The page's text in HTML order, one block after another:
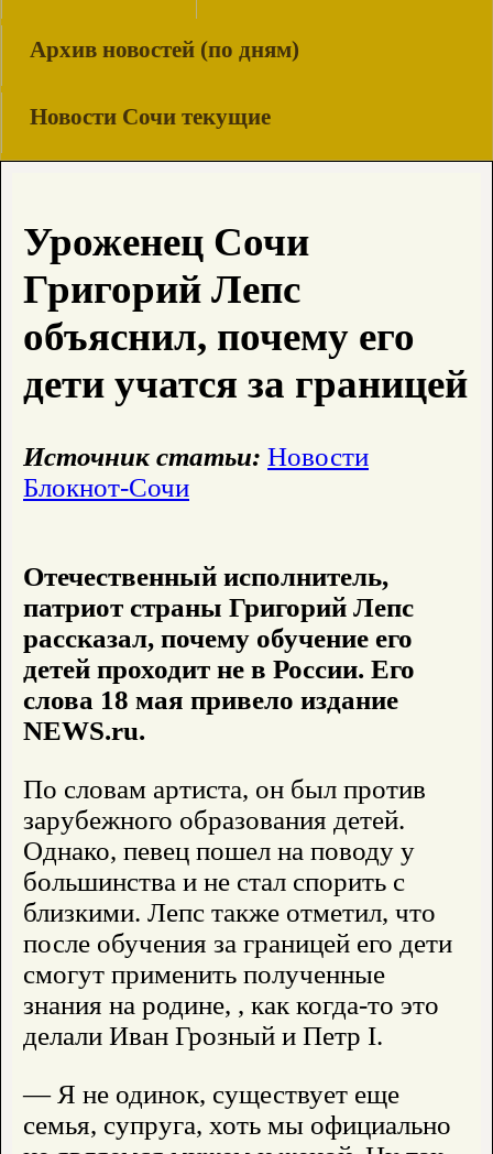
Архив новостей (по дням)
Новости Сочи текущие
Уроженец Сочи
Григорий Лепс
объяснил, почему его
дети учатся за границей
Источник статьи: Новости
Блокнот-Сочи
Отечественный исполнитель,
патриот страны Григорий Лепс
рассказал, почему обучение его
детей проходит не в России. Его
слова 18 мая привело издание
NEWS.ru.
По словам артиста, он был против
зарубежного образования детей.
Однако, певец пошел на поводу у
большинства и не стал спорить с
близкими. Лепс также отметил, что
после обучения за границей его дети
смогут применить полученные
знания на родине, , как когда-то это
делали Иван Грозный и Петр I.
— Я не одинок, существует еще
семья, супруга, хоть мы официально